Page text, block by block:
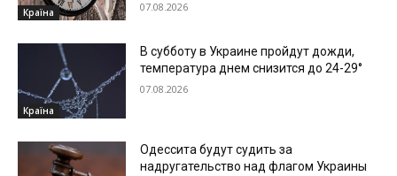
Країна 07.08.2026
Країна
В субботу в Украине пройдут дожди,
температура днем снизится до 24-29°
07.08.2026
Одессита будут судить за
надругательство над флагом Украины